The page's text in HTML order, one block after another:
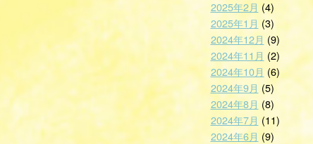
2025年2月 (4)
2025年1月 (3)
2024年12月 (9)
2024年11月 (2)
2024年10月 (6)
2024年9月 (5)
2024年8月 (8)
2024年7月 (11)
2024年6月 (9)